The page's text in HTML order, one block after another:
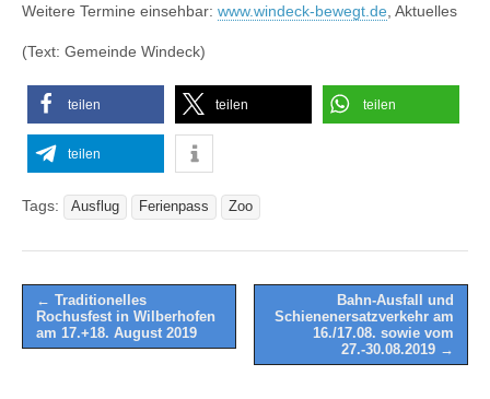
Weitere Termine einsehbar: www.windeck-bewegt.de , Aktuelles
(Text: Gemeinde Windeck)
teilen teilen teilen
teilen
Tags: Ausflug Ferienpass Zoo
Post
navigation
← Traditionelles
Rochusfest in Wilberhofen
am 17.+18. August 2019
Bahn-Ausfall und
Schienenersatzverkehr am
16./17.08. sowie vom
27.-30.08.2019 →